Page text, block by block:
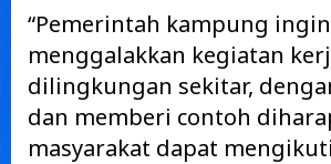
“Pemerintah kampung ingin
menggalakkan kegiatan
dilingkungan sekitar,
dan memberi contoh
masyarakat dapat